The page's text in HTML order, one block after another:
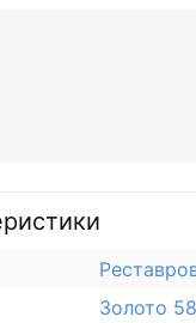
Золото